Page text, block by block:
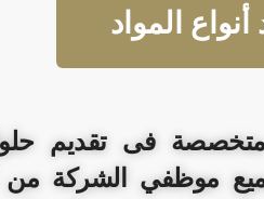
المواد
فى تقديم حلول
موظفي الشركة